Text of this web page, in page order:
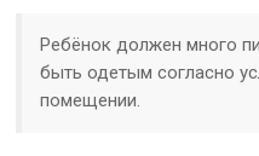
Ребёнок должен много
быть одетым согласно
помещении.